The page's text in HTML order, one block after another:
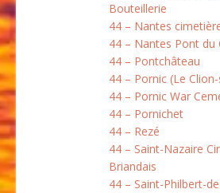
Bouteillerie
44 – Nantes
44 – Nantes Pont du
44 – Pontchâteau
44 – Pornic (Le
44 – Pornic War
44 – Pornichet
44 – Rezé
44 – Saint-Nazaire
Briandais
44 – Saint-Philbert-